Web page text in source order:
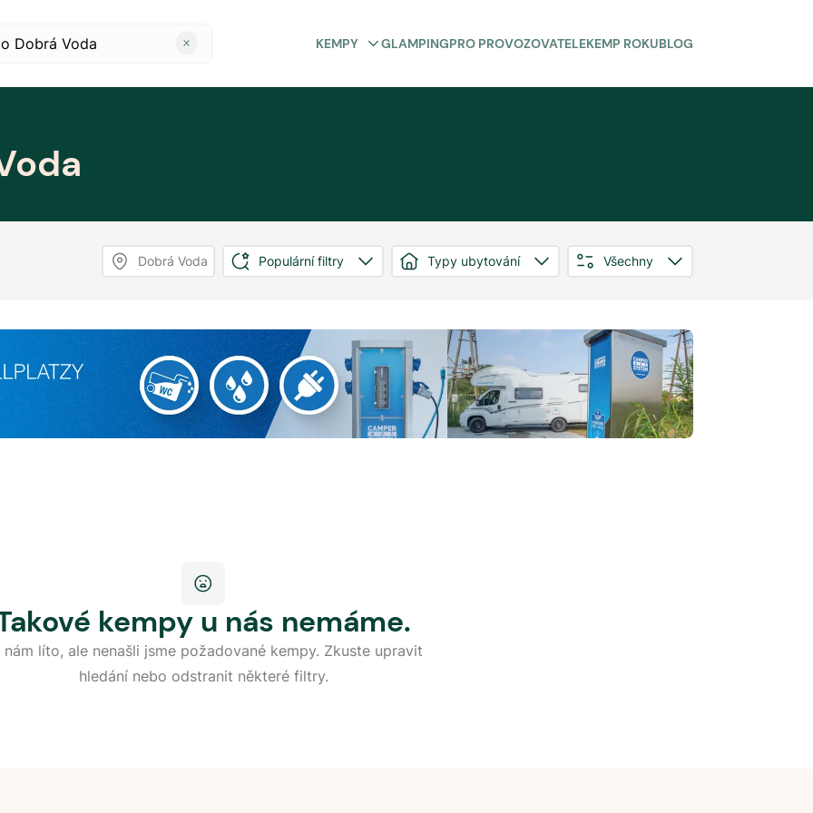
KEMPY GLAMPINGPRO PROVOZOVATELEKEMP ROKUBLOG
Dobrá Voda Populární filtry Typy ubytování Všechny
kempy u nás nemáme.
nám líto, ale nenašli jsme požadované kempy. Zkuste upravit
hledání nebo odstranit některé filtry.